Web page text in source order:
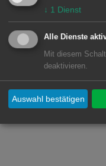
Rendering
↓ 1 Dienst
Alle Dienste
Mit diesem
deaktivieren.
Auswahl bestätigen